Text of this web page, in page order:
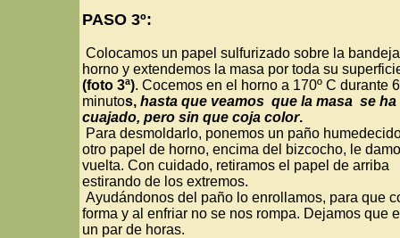
PASO 3º:
Colocamos un papel sulfurizado sobre la
horno y extendemos la masa por toda su
(foto 3ª). Cocemos en el horno a 170º C durante
minutos, hasta que veamos que la masa se ha
cuajado, pero sin que coja color.
Para desmoldarlo, ponemos un paño
otro papel de horno, encima del bizcocho, le
vuelta. Con cuidado, retiramos el papel de arriba
estirando de los extremos.
Ayudándonos del paño lo enrollamos, para que
forma y al enfriar no se nos rompa. Dejamos que
un par de horas.